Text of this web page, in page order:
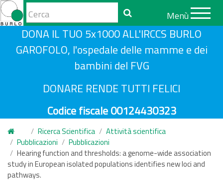
Form
di
ricerca
Cerca
DONA IL TUO 5x1000 ALL'IRCCS BURLO
GAROFOLO, l'ospedale delle mamme e dei
bambini del FVG
DONARE RENDE TUTTI FELICI
Codice fiscale 00124430323
Menù
Ricerca Scientifica
Attività scientifica
Pubblicazioni
Pubblicazioni
Hearing function and thresholds: a genome-wide association
study in European isolated populations identifies new loci and
pathways.